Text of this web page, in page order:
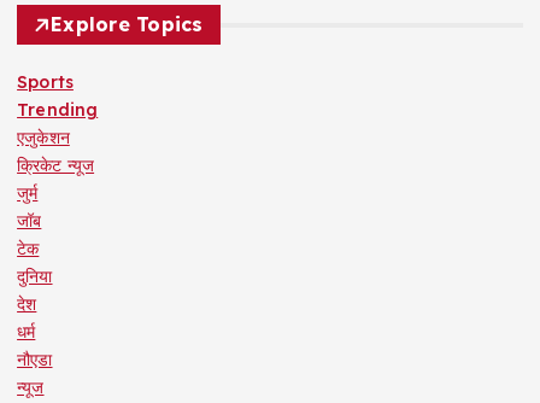
Explore Topics
Sports
Trending
एजुकेशन
क्रिकेट न्यूज
जुर्म
जॉब
टेक
दुनिया
देश
धर्म
नौएडा
न्यूज